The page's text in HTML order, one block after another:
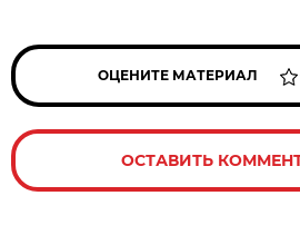
ОЦЕНИТЕ МАТЕРИАЛ
ОСТАВИТЬ